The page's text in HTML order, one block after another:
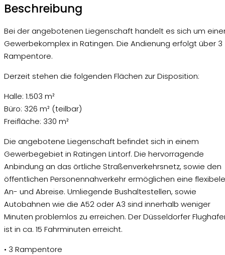
Beschreibung
Bei der angebotenen Liegenschaft handelt es sich um
Gewerbekomplex in Ratingen. Die Andienung erfolgt über 3
Rampentore.
Derzeit stehen die folgenden Flächen zur Disposition:
Halle: 1.503 m²
Büro: 326 m² (teilbar)
Freifläche: 330 m²
Die angebotene Liegenschaft befindet sich in einem
Gewerbegebiet in Ratingen Lintorf. Die hervorragende
Anbindung an das örtliche Straßenverkehrsnetz, sowie den
öffentlichen Personennahverkehr ermöglichen eine flexibele
An- und Abreise. Umliegende Bushaltestellen, sowie
Autobahnen wie die A52 oder A3 sind innerhalb weniger
Minuten problemlos zu erreichen. Der Düsseldorfer
ist in ca. 15 Fahrminuten erreicht.
• 3 Rampentore